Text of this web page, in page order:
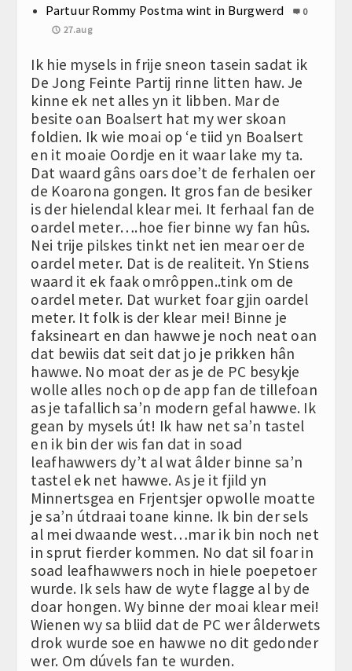
Partuur Rommy Postma wint in Burgwerd
0
27.aug
Ik hie mysels in frije sneon tasein sadat ik
De Jong Feinte Partij rinne litten haw. Je
kinne ek net alles yn it libben. Mar de
besite oan Boalsert hat my wer skoan
foldien. Ik wie moai op ‘e tiid yn Boalsert
en it moaie Oordje en it waar lake my ta.
Dat waard gâns oars doe’t de ferhalen oer
de Koarona gongen. It gros fan de besiker
is der hielendal klear mei. It ferhaal fan de
oardel meter….hoe fier binne wy fan hûs.
Nei trije pilskes tinkt net ien mear oer de
oardel meter. Dat is de realiteit. Yn Stiens
waard it ek faak omrôppen..tink om de
oardel meter. Dat wurket foar gjin oardel
meter. It folk is der klear mei! Binne je
faksineart en dan hawwe je noch neat oan
dat bewiis dat seit dat jo je prikken hân
hawwe. No moat der as je de PC besykje
wolle alles noch op de app fan de tillefoan
as je tafallich sa’n modern gefal hawwe. Ik
gean by mysels út! Ik haw net sa’n tastel
en ik bin der wis fan dat in soad
leafhawwers dy’t al wat âlder binne sa’n
tastel ek net hawwe. As je it fjild yn
Minnertsgea en Frjentsjer opwolle moatte
je sa’n útdraai toane kinne. Ik bin der sels
al mei dwaande west…mar ik bin noch net
in sprut fierder kommen. No dat sil foar in
soad leafhawwers noch in hiele poepetoer
wurde. Ik sels haw de wyte flagge al by de
doar hongen. Wy binne der moai klear mei!
Wienen wy sa bliid dat de PC wer âlderwets
drok wurde soe en hawwe no dit gedonder
wer. Om dúvels fan te wurden.